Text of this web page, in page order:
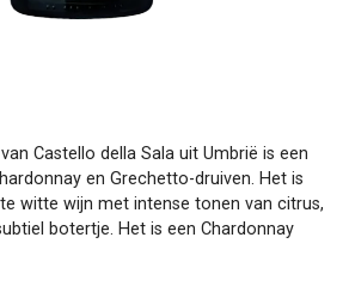
Castello della Sala uit Umbrië is een
en Grechetto-druiven. Het is
witte wijn met intense tonen van citrus,
botertje. Het is een Chardonnay